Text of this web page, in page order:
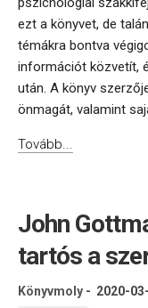
ezt a könyvet, de
témákra bontva
információt közvetít,
után. A könyv
önmagát, valamint
Tovább...
John
tartós a
Könyvmoly - 2020-